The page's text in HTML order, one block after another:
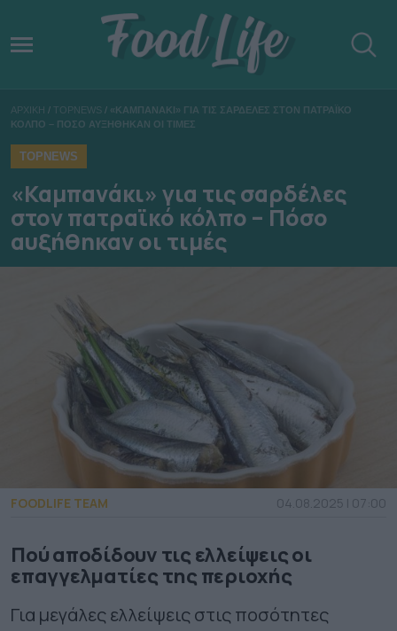
ΑΡΧΙΚΗ / TOPNEWS / «ΚΑΜΠΑΝΑΚΙ» ΓΙΑ ΤΙΣ ΣΑΡΔΕΛΕΣ ΣΤΟΝ ΠΑΤΡΑΪΚΟ
ΚΟΛΠΟ – ΠΟΣΟ ΑΥΞΗΘΗΚΑΝ ΟΙ ΤΙΜΕΣ
TOPNEWS
«Καμπανάκι» για τις σαρδέλες
στον πατραϊκό κόλπο – Πόσο
αυξήθηκαν οι τιμές
FOODLIFE TEAM 04.08.2025 | 07:00
Πού αποδίδουν τις ελλείψεις οι
επαγγελματίες της περιοχής
Για μεγάλες ελλείψεις στις ποσότητες